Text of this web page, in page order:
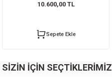
10.600,00 TL
Sepete Ekle
SİZİN İÇİN SEÇTİKLERİMİZ